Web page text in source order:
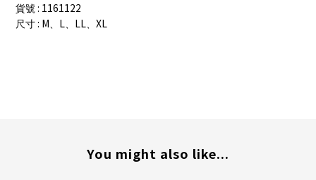
貨號 : 1161122
尺寸 : M、 L、 LL、 XL
You might also like...